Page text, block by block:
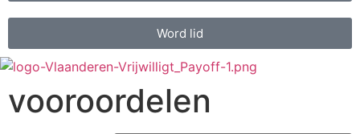
Word lid
vooroordelen